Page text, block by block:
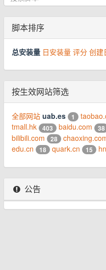
脚本排序
总安装量 日安装量 评分 创建
按生效网站筛选
全部网站 uab.es 1
tmall.hk 403 baidu.com 38
bilibili.com 28
edu.cn 18 quark.cn 15
公告